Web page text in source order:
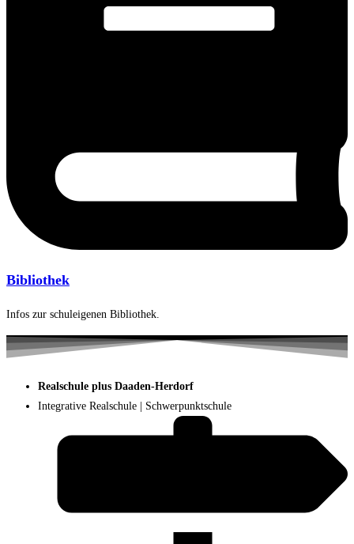
Bibliothek
Infos zur schuleigenen Bibliothek.
Realschule plus Daaden-Herdorf
Integrative Realschule | Schwerpunktschule